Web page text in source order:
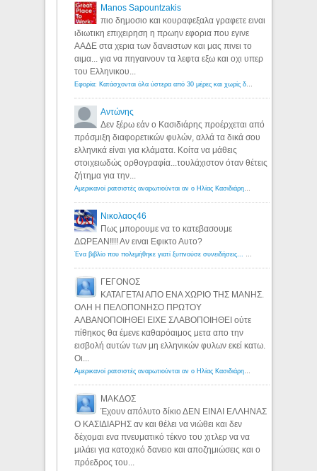
Manos Sapountzakis
πιο δημοσιο και κουραφεξαλα γραφετε ειναι
ιδιωτικη επιχειρηση η πρωην εφορια που εγινε
ΑΑΔΕ στα χερια των δανειστων και μας πινει το
αιμα... για να πηγαινουν τα λεφτα εξω και οχι υπερ
του Ελληνικου...
Εφορία: Κατάσχονται όλα ύστερα από 30 μέρες και χωρίς δικαστικές αποφάσεις - Λόγιος Ερμής
Αντώνης
Δεν ξέρω εάν ο Κασιδιάρης προέρχεται από
πρόσμιξη διαφορετικών φυλών, αλλά τα δικά σου
ελληνικά είναι για κλάματα. Κοίτα να μάθεις
στοιχειωδώς ορθογραφία...τουλάχιστον όταν θέτεις
ζήτημα για την...
Αμερικανοί ρατσιστές αναρωτιούνται αν ο Ηλίας Κασιδιάρης ανήκει στη λευκή φυλή... - Λόγιος Ερμής
Νικολαος46
Πως μπορουμε να το κατεβασουμε
ΔΩΡΕΑΝ!!!! Αν ειναι Εφικτο Αυτο?
Ένα βιβλίο που πολεμήθηκε γιατί ξυπνούσε συνειδήσεις... - Λόγιος Ερμής | Η γνώση ξεκινάει με την αναζήτηση...
ΓΕΓΟΝΟΣ
ΚΑΤΑΓΕΤΑΙ ΑΠΟ ΕΝΑ ΧΩΡΙΟ ΤΗΣ ΜΑΝΗΣ.
ΟΛΗ Η ΠΕΛΟΠΟΝΗΣΟ ΠΡΩΤΟΥ
ΑΛΒΑΝΟΠΟΙΗΘΕΙ ΕΙΧΕ ΣΛΑΒΟΠΟΙΗΘΕΙ ούτε
πίθηκος θα έμενε καθαρόαιμος μετα απο την
εισβολή αυτών των μη ελληνικών φυλων εκεί κατω.
Οι...
Αμερικανοί ρατσιστές αναρωτιούνται αν ο Ηλίας Κασιδιάρης ανήκει στη λευκή φυλή... - Λόγιος Ερμής
ΜΑΚΔΟΣ
Έχουν απόλυτο δίκιο ΔΕΝ ΕΙΝΑΙ ΕΛΛΗΝΑΣ
Ο ΚΑΣΙΔΙΑΡΗΣ αν και θέλει να νιώθει και δεν
δέχομαι ενα πνευματικό τέκνο του χιτλερ να να
μιλάει για κατοχικό δανειο και αποζημιώσεις και ο
πρόεδρος του...